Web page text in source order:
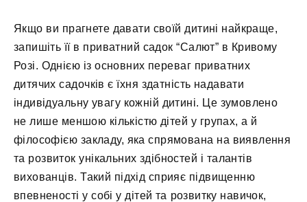
Якщо ви прагнете давати своїй дитині найкраще,
запишіть її в приватний садок “Салют” в Кривому
Розі. Однією із основних переваг приватних
дитячих садочків є їхня здатність надавати
індивідуальну увагу кожній дитині. Це зумовлено
не лише меншою кількістю дітей у групах, а й
філософією закладу, яка спрямована на виявлення
та розвиток унікальних здібностей і талантів
вихованців. Такий підхід сприяє підвищенню
впевненості у собі у дітей та розвитку навичок,